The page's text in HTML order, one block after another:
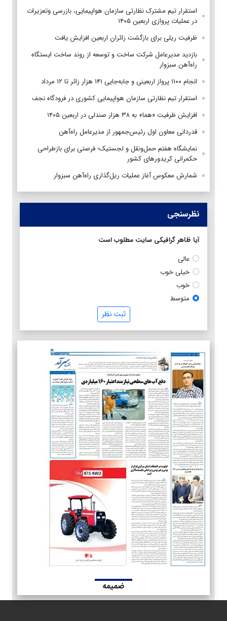
استقرار تیم مشترک نظارتی سازمان هواپیمایی، بازرسی وتعزیرات
در عملیات پروازی اربعین ۱۴۰۵
ظرفیت ریلی برای بازگشت زائران اربعین افزایش یافت
بازدید مدیرعامل شرکت ساخت و توسعه از روند ساخت ایستگاه
راه‌آهن سبزوار
انجام ۱۱۰۰ پرواز اربعینی و جابه‌جایی ۱۴۱ هزار زائر تا ۱۲ مرداد
استقرار تیم‌ نظارتی سازمان هواپیمایی کشوری در فرودگاه نجف
افزایش ظرفیت «هما» به ۳۸ هزار صندلی در اربعین ۱۴۰۵
قدردانی معاون اول رئیس‌جمهور از مدیرعامل راه‌آهن
نمایشگاه هفتم حمل‌ونقل و لجستیک؛ فرصتی برای بازطراحی
حکمرانی کریدورهای کشور
شمارش معکوس آغاز عملیات ریل‌گذاری راه‌آهن سبزوار
نظرسنجی
آیا ظاهر گرافیکی سایت مطلوب است
عالی
خیلی خوب
خوب
متوسط
ثبت نظر
ضمیمه